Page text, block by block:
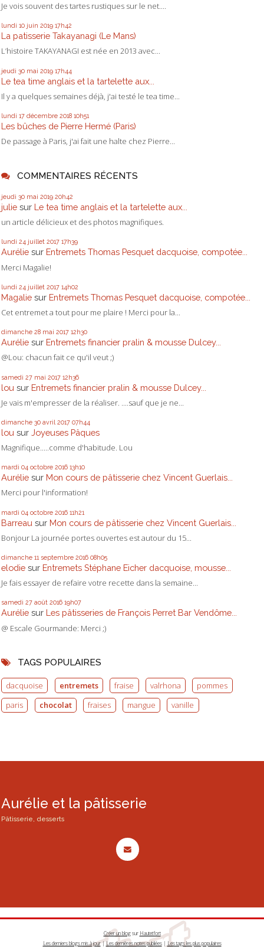
Je vois souvent des tartes rustiques sur le net....
lundi 10 juin 2019 17h42
La patisserie Takayanagi (Le Mans)
L’histoire TAKAYANAGI est née en 2013 avec...
jeudi 30 mai 2019 17h44
Le tea time anglais et la tartelette aux...
Il y a quelques semaines déjà, j'ai testé le tea time...
lundi 17 décembre 2018 10h51
Les bûches de Pierre Hermé (Paris)
De passage à Paris, j'ai fait une halte chez Pierre...
COMMENTAIRES RÉCENTS
jeudi 30 mai 2019 20h42
julie sur Le tea time anglais et la tartelette aux...
un article délicieux et des photos magnifiques.
lundi 24 juillet 2017 17h39
Aurélie sur Entremets Thomas Pesquet dacquoise, compotée...
Merci Magalie!
lundi 24 juillet 2017 14h02
Magalie sur Entremets Thomas Pesquet dacquoise, compotée...
Cet entremet a tout pour me plaire ! Merci pour la...
dimanche 28 mai 2017 12h30
Aurélie sur Entremets financier pralin & mousse Dulcey...
@Lou: chacun fait ce qu'il veut ;)
samedi 27 mai 2017 12h36
lou sur Entremets financier pralin & mousse Dulcey...
Je vais m'empresser de la réaliser. ....sauf que je ne...
dimanche 30 avril 2017 07h44
lou sur Joyeuses Pâques
Magnifique.....comme d'habitude. Lou
mardi 04 octobre 2016 13h10
Aurélie sur Mon cours de pâtisserie chez Vincent Guerlais...
Merci pour l'information!
mardi 04 octobre 2016 11h21
Barreau sur Mon cours de pâtisserie chez Vincent Guerlais...
Bonjour La journée portes ouvertes est autour du 15...
dimanche 11 septembre 2016 08h05
elodie sur Entremets Stéphane Eicher dacquoise, mousse...
Je fais essayer de refaire votre recette dans la semaine...
samedi 27 août 2016 19h07
Aurélie sur Les pâtisseries de François Perret Bar Vendôme...
@ Escale Gourmande: Merci ;)
TAGS POPULAIRES
dacquoise entremets fraise valrhona
pommes
paris
chocolat fraises mangue vanille
Aurélie et la pâtisserie
Pâtisserie, desserts
Créer un blogsur Hautetfort
Les derniers blogs mis à jour|Les dernières notes publiées| Les tags les plus populaires